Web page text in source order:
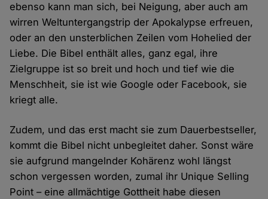
ebenso kann man sich, bei Neigung, aber auch am
wirren Weltuntergangstrip der Apokalypse erfreuen,
oder an den unsterblichen Zeilen vom Hohelied der
Liebe. Die Bibel enthält alles, ganz egal, ihre
Zielgruppe ist so breit und hoch und tief wie die
Menschheit, sie ist wie Google oder Facebook, sie
kriegt alle.
Zudem, und das erst macht sie zum Dauerbestseller,
kommt die Bibel nicht unbegleitet daher. Sonst wäre
sie aufgrund mangelnder Kohärenz wohl längst
schon vergessen worden, zumal ihr Unique Selling
Point – eine allmächtige Gottheit habe diesen